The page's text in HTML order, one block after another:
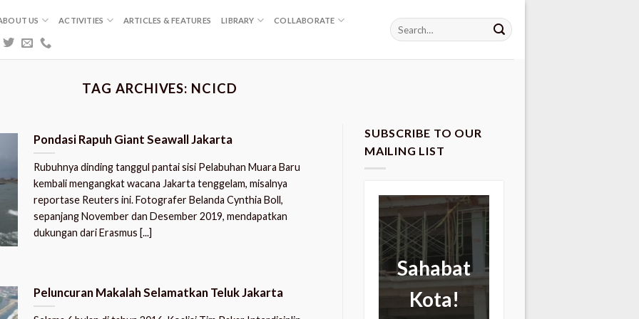
US ACTIVITIES ARTICLES & FEATURES LIBRARY COLLABORATE
TAG ARCHIVES: NCICD
Pondasi Rapuh Giant Seawall Jakarta
Rubuhnya dinding tanggul pantai sisi Pelabuhan Muara Baru
kembali mengangkat wacana Jakarta tenggelam, misalnya
reportase Reuters ini. Fotografer Belanda Cynthia Boll,
sepanjang November dan Desember 2019, mendapatkan
dukungan dari Erasmus [...]
Peluncuran Makalah Selamatkan Teluk Jakarta
SUBSCRIBE TO OUR
MAILING LIST
Sahabat
Kota!